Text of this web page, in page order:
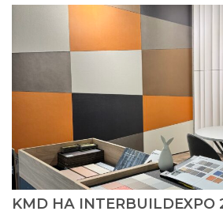
KMD НА INTERBUILDEXPO